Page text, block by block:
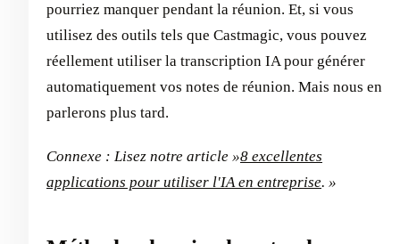
pourriez manquer pendant la réunion. Et, si vous
utilisez des outils tels que Castmagic, vous pouvez
réellement utiliser la transcription IA pour générer
automatiquement vos notes de réunion. Mais nous en
parlerons plus tard.
Connexe : Lisez notre article »8 excellentes
applications pour utiliser l'IA en entreprise. »